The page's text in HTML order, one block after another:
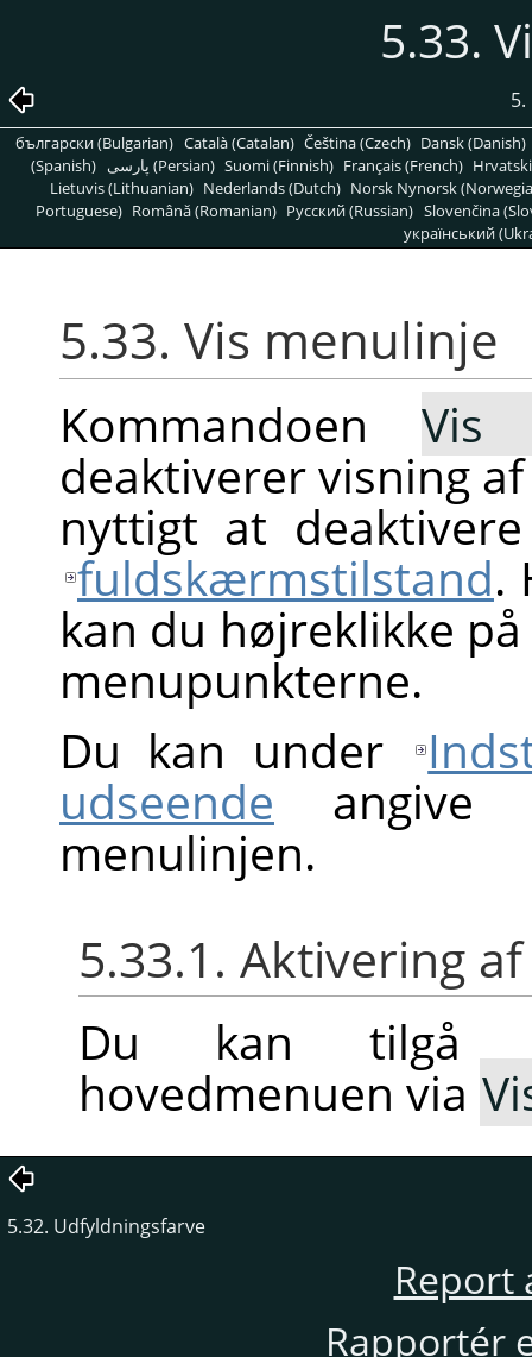
5.33.
български (Bulgarian) Català (Catalan) Čeština (Czech) Dansk (Danish)
(Spanish)
پارسی (Persian) Suomi (Finnish) Français (French)
Lietuvis (Lithuanian) Nederlands (Dutch) Norsk Nynorsk
Portuguese) Română (Romanian) Pусский (Russian) Slovenčina
український
5.33. Vis menulinje
Kommandoen Vis
deaktiverer visning
nyttigt at
fuldskærmstilstand.
kan du højreklikke
menupunkterne.
Du kan under
udseende angive
menulinjen.
5.33.1. Aktivering
Du kan tilgå
hovedmenuen via
5.32. Udfyldningsfarve
Report
Rapportér